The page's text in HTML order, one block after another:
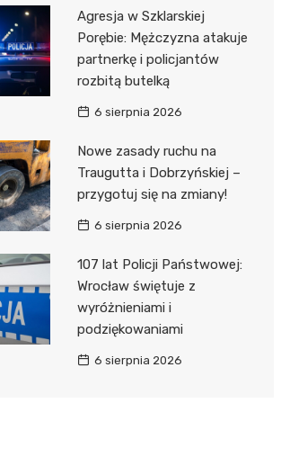
Agresja w Szklarskiej
Porębie: Mężczyzna atakuje
partnerkę i policjantów
rozbitą butelką
6 sierpnia 2026
Nowe zasady ruchu na
Traugutta i Dobrzyńskiej –
przygotuj się na zmiany!
6 sierpnia 2026
107 lat Policji Państwowej:
Wrocław świętuje z
wyróżnieniami i
podziękowaniami
6 sierpnia 2026